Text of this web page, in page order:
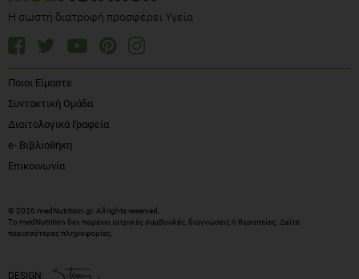
Η σωστή διατροφή προσφέρει Υγεία
Ποιοι Είμαστε
Συντακτική Ομάδα
Διαιτολογικά Γραφεία
e- Βιβλιοθήκη
Επικοινωνία
© 2026 medNutrition.gr. All rights reserved.
Το medNutrition δεν παρέχει ιατρικές συμβουλές, διαγνώσεις ή θεραπείες. Δείτε
περισσότερες πληροφορίες
DESIGN: